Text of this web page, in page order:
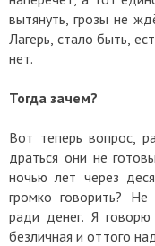
вытянуть, грозы не
Лагерь, стало быть,
нет.
Тогда зачем?
Вот теперь вопрос,
драться они не
ночью лет через
громко говорить?
ради денег. Я
безличная и оттого